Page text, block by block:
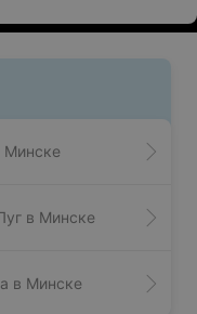
в Минске
в Минске